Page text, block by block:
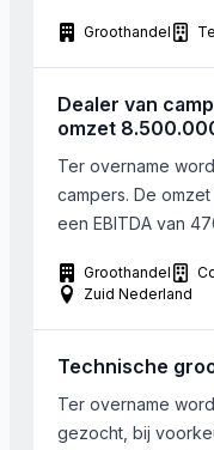
bezems, doeken
de 2 en 5 miljoen
en een vaste
dekking Goede […]
Groothandel
Dealer van campers- regio
omzet
Ter overname
campers. De
een EBITDA van
dealer van een
primaire focus
Groothandel
Zuid Nederland
Technische
Ter overname
gezocht, bij